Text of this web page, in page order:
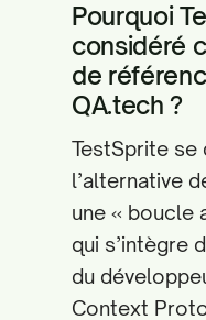
Pourquoi
considéré
de
QA.tech ?
TestSprite se
l’alternative
une « boucle
qui s’intègre
du
Context